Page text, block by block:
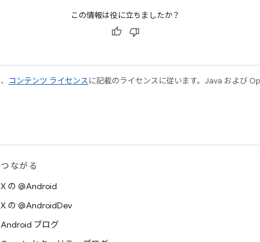
この情報は役に立ちましたか？
コンテンツ ライセンスに記載のライセンスに従います。Java および
つながる
X の @Android
X の @AndroidDev
Android ブログ